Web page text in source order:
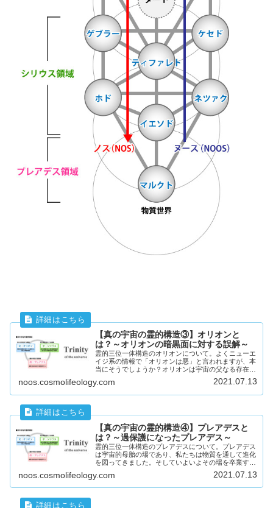
【真の宇宙の霊的構造③】オリオンと
は？～オリオンの暗黒面に対する誤解～
霊的三位一体構造のオリオンについて。よくニューエ
イジ系の情報で「オリオンは悪」と言われますが、本
当にそうでしょうか？オリオンは宇宙の父なる存在で
す。それを悪と捉えてしまう原因は、人間側の意識に
あると考えます。オリオンに対する誤解を解いて、正
noos.cosmolifeology.com 2021.07.13
【真の宇宙の霊的構造④】プレアデスと
は？～過保護になったプレアデス～
霊的三位一体構造のプレアデスについて。プレアデス
は宇宙的母胎の場であり、私たちは物質を通して進化
を図ってきました。そしていよいよその場を卒業する
ときがきましたが、プレアデス的統制の力によってそ
れを抑制されています。なぜ統制の力が強くなってい
るのか？ここにもオリオン同様、人間の意識に原因が
noos.cosmolifeology.com 2021.07.13